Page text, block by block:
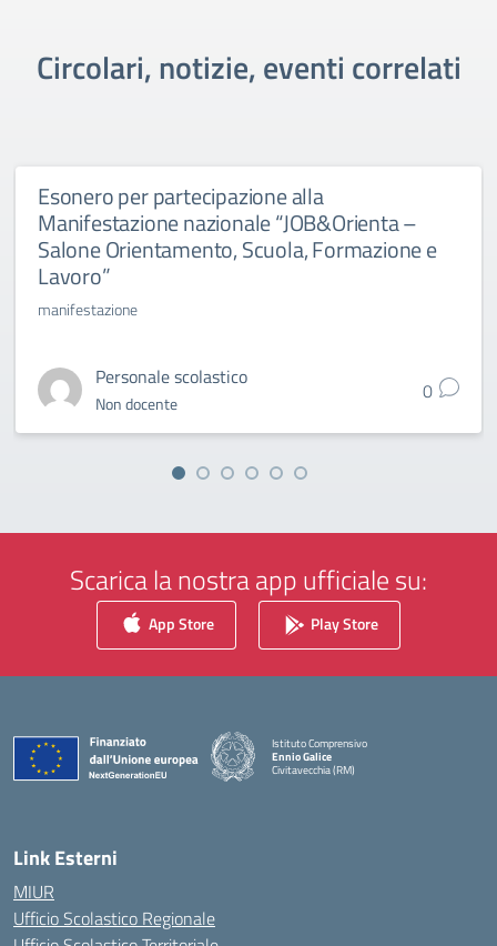
Circolari, notizie, eventi correlati
Esonero per partecipazione alla
Manifestazione nazionale “JOB&Orienta –
Salone Orientamento, Scuola, Formazione e
Lavoro”
manifestazione
Personale scolastico
Non docente 0
Scarica la nostra app ufficiale su:
App Store Play Store
Istituto Comprensivo
Ennio Galice
Civitavecchia (RM)
Link Esterni
MIUR
Ufficio Scolastico Regionale